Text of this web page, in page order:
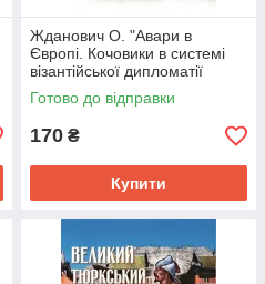
Жданович О. "Авари в
Європі. Кочовики в системі
візантійської дипломатії
раннього середньовіччя"
Готово до відправки
170 ₴
Купити